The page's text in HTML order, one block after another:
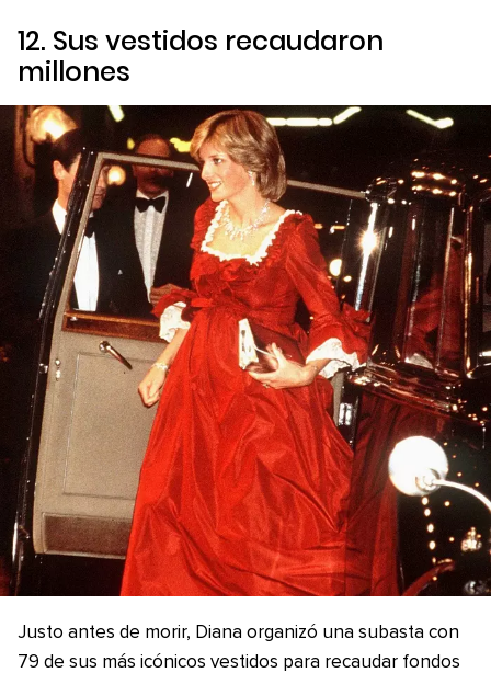
12. Sus vestidos recaudaron
millones
Justo antes de morir, Diana organizó una subasta con
79 de sus más icónicos vestidos para recaudar fondos